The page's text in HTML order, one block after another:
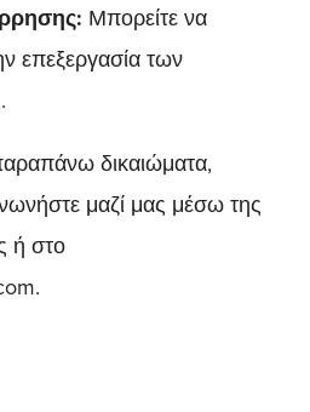
Μπορείτε να
επεξεργασία των
δικαιώματα,
μαζί μας μέσω της
ή στο